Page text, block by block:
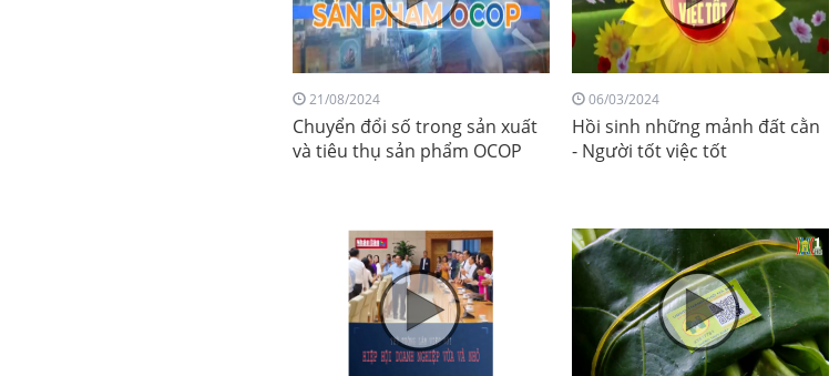
21/08/2024
Chuyển đổi số trong sản xuất
và tiêu thụ sản phẩm OCOP
06/03/2024
Hồi sinh những mảnh đất cằn
- Người tốt việc tốt